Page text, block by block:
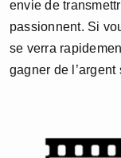
envie de
passionnent. Si
se verra
gagner de l’argent